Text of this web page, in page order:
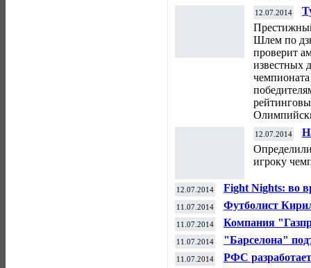
12.07.2014
Шлем по
проверит
известных
12.07.2014
игроку
12.07.2014
Fight Nights: во
сломал ногу
11.07.2014
Футболист
контракт с
11.07.2014
Компания
ФК "Зенит" на
11.07.2014
"Барселона"
контракт с
11.07.2014 РФС